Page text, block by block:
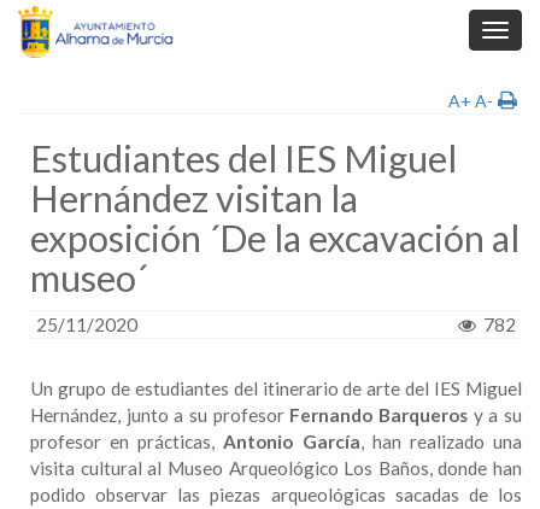
A+ A-
Estudiantes del IES Miguel
Hernández visitan la
exposición ´De la excavación al
museo´
25/11/2020 782
Un grupo de estudiantes del itinerario de arte del IES Miguel
Hernández, junto a su profesor Fernando Barqueros y a su
profesor en prácticas,Antonio García, han realizado una
visita cultural al Museo Arqueológico Los Baños, donde han
podido observar las piezas arqueológicas sacadas de los